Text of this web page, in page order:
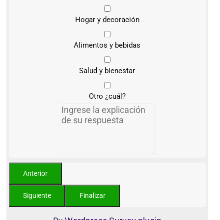
Hogar y decoración
Alimentos y bebidas
Salud y bienestar
Otro ¿cuál?